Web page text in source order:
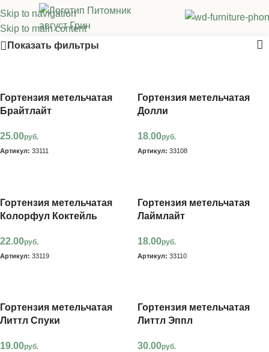
Skip to navigation
Skip to main content
Метельчатые гортензии
Показать фильтры
Гортензия метельчатая
Брайтлайт
25.00руб.
Артикул: 33111
Гортензия метельчатая
Долли
18.00руб.
Артикул: 33108
Гортензия метельчатая
Колорфул Коктейль
22.00руб.
Артикул: 33119
Гортензия метельчатая
Лаймлайт
18.00руб.
Артикул: 33110
Гортензия метельчатая
Литтл Спуки
19.00руб.
Гортензия метельчатая
Литтл Эппл
30.00руб.